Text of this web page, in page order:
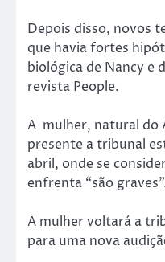
Depois disso, novos
que havia fortes
biológica de Nancy e
revista People.
A mulher, natural do
presente a tribunal
abril, onde se
enfrenta “são
A mulher voltará a
para uma nova